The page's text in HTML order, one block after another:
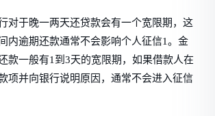
对于晚一两天还贷款会有一个宽限期，这
内逾期还款通常不会影响个人征信1。金
款一般有1到3天的宽限期，如果借款人在
项并向银行说明原因，通常不会进入征信